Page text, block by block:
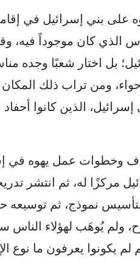
على بني إسرائيل في
الذي كان موجوداً
بل اختار شعبًا وجده
ومن تراب ذلك
الذين كانوا
وخطوات عمل يهوه في
مركزًا له، ثم انتشر
نموذج، ثم توسيعه
ولم يُوهَب لهؤلاء
لم يكونوا يعرفون ما نوع